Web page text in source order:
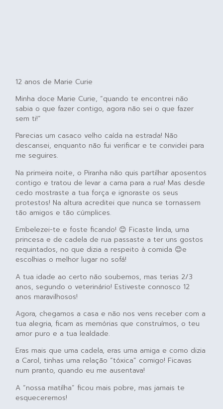
12 anos de Marie Curie
Minha doce Marie Curie, “quando te encontrei não
sabia o que fazer contigo, agora não sei o que fazer
sem ti!”
Parecias um casaco velho caída na estrada! Não
descansei, enquanto não fui verificar e te convidei para
me seguires.
Na primeira noite, o Piranha não quis partilhar aposentos
contigo e tratou de levar a cama para a rua! Mas desde
cedo mostraste a tua força e ignoraste os seus
protestos! Na altura acreditei que nunca se tornassem
tão amigos e tão cúmplices.
Embelezei-te e foste ficando! 😊 Ficaste linda, uma
princesa e de cadela de rua passaste a ter uns gostos
requintados, no que dizia a respeito à comida 😊e
escolhias o melhor lugar no sofá!
A tua idade ao certo não soubemos, mas terias 2/3
anos, segundo o veterinário! Estiveste connosco 12
anos maravilhosos!
Agora, chegamos a casa e não nos vens receber com a
tua alegria, ficam as memórias que construímos, o teu
amor puro e a tua lealdade.
Eras mais que uma cadela, eras uma amiga e como dizia
a Carol, tinhas uma relação “tóxica” comigo! Ficavas
num pranto, quando eu me ausentava!
A “nossa matilha” ficou mais pobre, mas jamais te
esqueceremos!